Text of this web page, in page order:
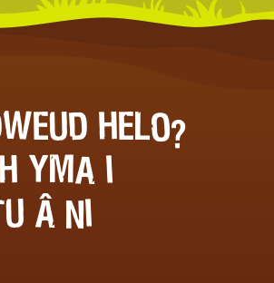
HELO?
YMA I
Â NI